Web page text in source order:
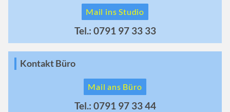
Mail ins Studio
Tel.: 0791 97 33 33
Kontakt Büro
Mail ans Büro
Tel.: 0791 97 33 44